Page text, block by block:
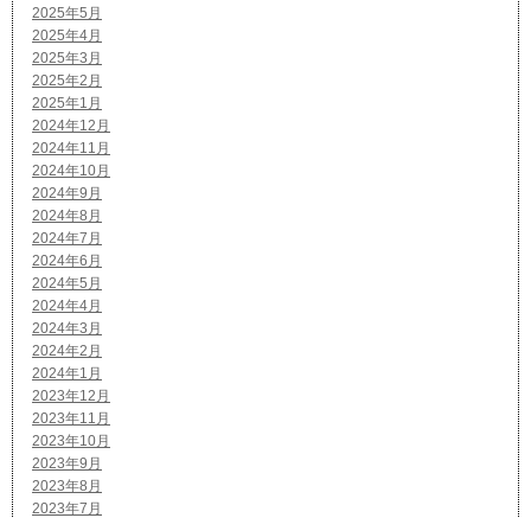
2025年5月
2025年4月
2025年3月
2025年2月
2025年1月
2024年12月
2024年11月
2024年10月
2024年9月
2024年8月
2024年7月
2024年6月
2024年5月
2024年4月
2024年3月
2024年2月
2024年1月
2023年12月
2023年11月
2023年10月
2023年9月
2023年8月
2023年7月